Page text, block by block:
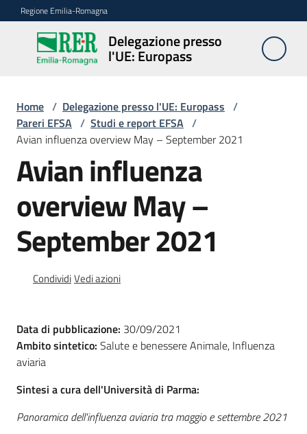
Vai al contenuto
Vai alla navigazione
Vai al footer
Regione Emilia-Romagna
Delegazione presso
l'UE: Europass
Delegazione
presso l'UE:
Novità
EFSA
Chi
siamo
Home / Delegazione presso l'UE: Europass /
Pareri EFSA / Studi e report EFSA /
Avian influenza overview May – September 2021
Avian influenza
overview May –
September 2021
CondividiVedi azioni
Data di pubblicazione: 30/09/2021
Ambito sintetico: Salute e benessere Animale, Influenza
aviaria
Sintesi a cura dell'Università di Parma:
Panoramica dell'influenza aviaria tra maggio e settembre 2021